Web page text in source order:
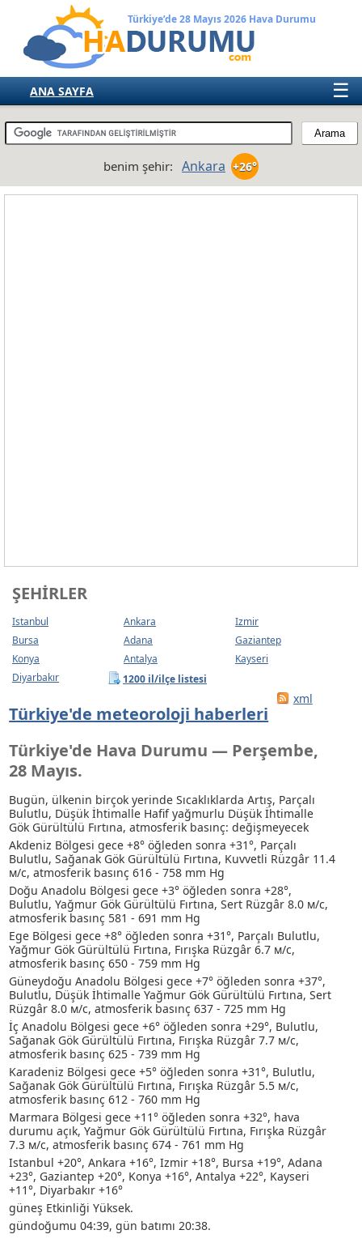
Türkiye’de 28 Mayıs 2026 Hava Durumu
☰
ANA SAYFA
TÜRKİYE
AVRUPA
benim şehir: Ankara +26°
ŞEHIRLER
Istanbul Ankara
Izmir
Bursa
Adana
Gaziantep
Konya
Antalya
Kayseri
Diyarbakır
1200 il/ilçe listesi
Türkiye'de meteoroloji haberleri
xml
Türkiye'de Hava Durumu — Perşembe,
28 Mayıs.
Bugün, ülkenin birçok yerinde Sıcaklıklarda Artış, Parçalı
Bulutlu, Düşük İhtimalle Hafif yağmurlu Düşük İhtimalle
Gök Gürültülü Fırtına, atmosferik basınç: değişmeyecek
Akdeniz Bölgesi gece +8° öğleden sonra +31°, Parçalı
Bulutlu, Sağanak Gök Gürültülü Fırtına, Kuvvetli Rüzgâr 11.4
м/с, atmosferik basınç 616 - 758 mm Hg
Doğu Anadolu Bölgesi gece +3° öğleden sonra +28°,
Bulutlu, Yağmur Gök Gürültülü Fırtına, Sert Rüzgâr 8.0 м/с,
atmosferik basınç 581 - 691 mm Hg
Ege Bölgesi gece +8° öğleden sonra +31°, Parçalı Bulutlu,
Yağmur Gök Gürültülü Fırtına, Fırışka Rüzgâr 6.7 м/с,
atmosferik basınç 650 - 759 mm Hg
Güneydoğu Anadolu Bölgesi gece +7° öğleden sonra +37°,
Bulutlu, Düşük İhtimalle Yağmur Gök Gürültülü Fırtına, Sert
Rüzgâr 8.0 м/с, atmosferik basınç 637 - 725 mm Hg
İç Anadolu Bölgesi gece +6° öğleden sonra +29°, Bulutlu,
Sağanak Gök Gürültülü Fırtına, Fırışka Rüzgâr 7.7 м/с,
atmosferik basınç 625 - 739 mm Hg
Karadeniz Bölgesi gece +5° öğleden sonra +31°, Bulutlu,
Sağanak Gök Gürültülü Fırtına, Fırışka Rüzgâr 5.5 м/с,
atmosferik basınç 612 - 760 mm Hg
Marmara Bölgesi gece +11° öğleden sonra +32°, hava
durumu açık, Yağmur Gök Gürültülü Fırtına, Fırışka Rüzgâr
7.3 м/с, atmosferik basınç 674 - 761 mm Hg
Istanbul +20°, Ankara +16°, Izmir +18°, Bursa +19°, Adana
+23°, Gaziantep +20°, Konya +16°, Antalya +22°, Kayseri
+11°, Diyarbakır +16°
güneş Etkinliği Yüksek.
gündoğumu 04:39, gün batımı 20:38.